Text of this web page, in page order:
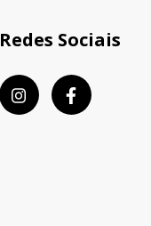
Redes Sociais